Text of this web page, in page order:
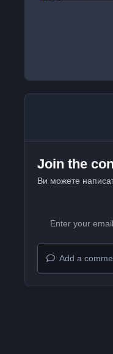
Join the
Ви можете
Add a